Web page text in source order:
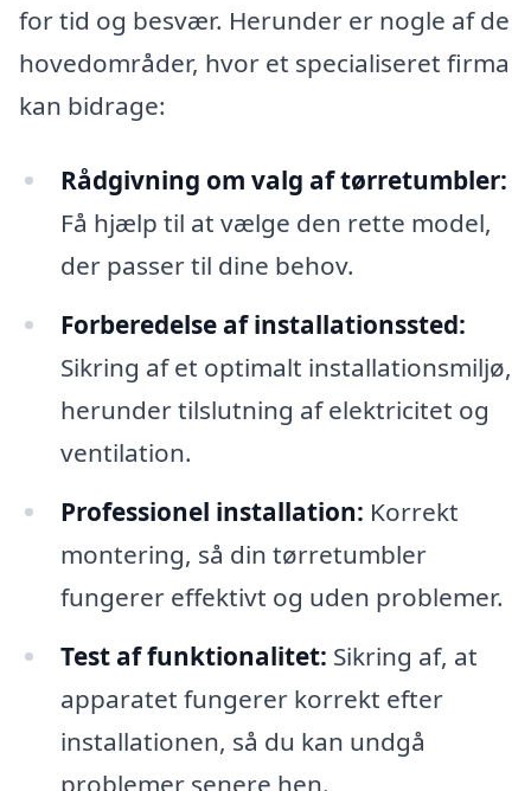
for tid og besvær. Herunder er nogle af de
hovedområder, hvor et specialiseret firma
kan bidrage:
Rådgivning om valg af tørretumbler:
Få hjælp til at vælge den rette model,
der passer til dine behov.
Forberedelse af installationssted:
Sikring af et optimalt installationsmiljø,
herunder tilslutning af elektricitet og
ventilation.
Professionel installation: Korrekt
montering, så din tørretumbler
fungerer effektivt og uden problemer.
Test af funktionalitet: Sikring af, at
apparatet fungerer korrekt efter
installationen, så du kan undgå
problemer senere hen.